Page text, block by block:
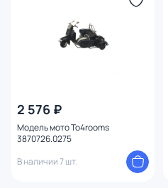
2 576 ₽
Модель мото To4rooms
3870726.0275
В наличии 7 шт.